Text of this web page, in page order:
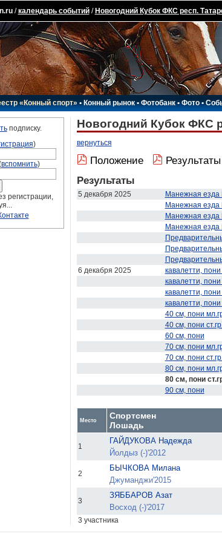
/календарь событий/ Новогодний Кубок ФКС респ.
«Конный спорт»•Конный рынок•Фотобанк •Фото•
подписку.
)
вспомнить)
регистрации,
Новогодний Кубок ФКС
вернуться
Положение
Результаты
5 декабря 2025
Манежная езда
Манежная езда
Манежная езда
Манежная езда
6 декабря 2025
кавалетти, пони
кавалетти, пони
кавалетти, пони
кавалетти, пони
40 см, пони
40 см, пони
60 см, пони
70 см, пони
70 см, пони
80 см, пони
80 см, пони
90 см, пони
Место
Спортсмен
Лошадь
1
ГАЙДУКОВА Надежда
Йолдыз (-)'2012
2
БЫЧКОВА Милана
Джуманджи'2015
3
ЗЯББАРОВ Азат
Восход (-)'2017
3 участника